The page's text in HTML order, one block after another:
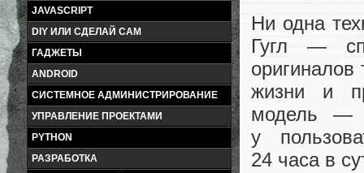
JAVASCRIPT
DIY ИЛИ СДЕЛАЙ САМ
ГАДЖЕТЫ
ANDROID
СИСТЕМНОЕ АДМИНИСТРИРОВАНИЕ
УПРАВЛЕНИЕ ПРОЕКТАМИ
PYTHON
РАЗРАБОТКА
Ни одна
Гугл —
жизни и
модель —
у
24 часа в